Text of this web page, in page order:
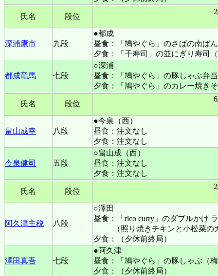
氏名 段位
深浦康市 九段
●都成
昼食：「鳩やぐら」のさばの南ば
夕食：「千寿司」の並にぎり寿司
都成竜馬 七段
○深浦
昼食：「鳩やぐら」の豚しゃぶ弁
夕食：「鳩やぐら」のカレー焼き
氏名 段位
畠山成幸 八段
●今泉（西）
昼食：注文なし
夕食：注文なし
今泉健司 五段
○畠山成（西）
昼食：注文なし
夕食：注文なし
氏名 段位
阿久津主税 八段
○澤田
昼食：「rico curry」のダブルかけ
（照り焼きチキンと小松菜
夕食：（夕休前終局）
澤田真吾 七段
●阿久津
昼食：「鳩やぐら」の豚しゃぶ（
夕食：（夕休前終局）